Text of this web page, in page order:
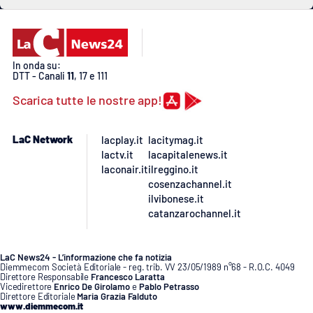
In onda su:
DTT - Canali 11, 17 e 111
Scarica tutte le nostre app!
LaC Network
lacplay.it
lactv.it
laconair.it
lacitymag.it
lacapitalenews.it
ilreggino.it
cosenzachannel.it
ilvibonese.it
catanzarochannel.it
LaC News24 - L’informazione che fa notizia
Diemmecom Società Editoriale - reg. trib. VV 23/05/1989 n°68 - R.O.C. 4049
Direttore Responsabile Francesco Laratta
Vicedirettore Enrico De GirolamoePablo Petrasso
Direttore Editoriale Maria Grazia Falduto
www.diemmecom.it